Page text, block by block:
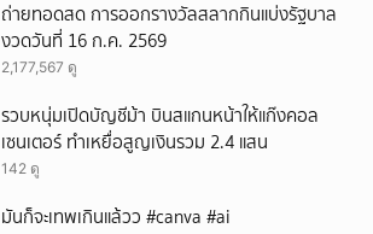
ถ่ายทอดสด การออกรางวัลสลากกินแบ่งรัฐบาล
งวดวันที่ 16 ก.ค. 2569
2,177,567 ดู
รวบหนุ่มเปิดบัญชีม้า บินสแกนหน้าให้แก๊งคอล
เซนเตอร์ ทำเหยื่อสูญเงินรวม 2.4 แสน
142 ดู
มันก็จะเทพเกินแล้วว #canva #ai